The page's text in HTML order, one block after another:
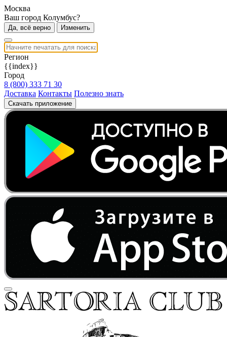
Москва
Ваш город Колумбус?
Да, всё верно Изменить
Регион
{{index}}
Город
8 (800) 333 71 30
Доставка Контакты Полезно знать
Скачать приложение